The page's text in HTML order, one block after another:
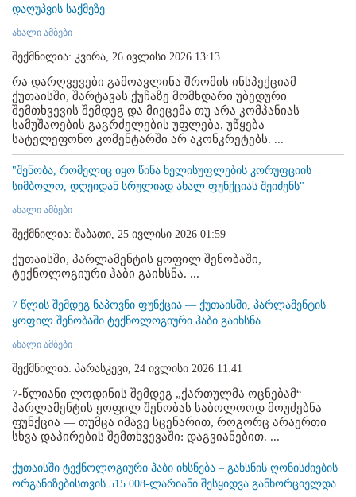
დაღუპვის საქმეზე
ახალი ამბები
შექმნილია: კვირა, 26 ივლისი 2026 13:13
რა დარღვევები გამოავლინა შრომის ინსპექციამ
ქუთაისში, შარტავას ქუჩაზე მომხდარი უბედური
შემთხვევის შემდეგ და მიეცემა თუ არა კომპანიას
სამუშაოების გაგრძელების უფლება, უწყება
სატელეფონო კომენტარში არ აკონკრეტებს. ...
"შენობა, რომელიც იყო წინა ხელისუფლების კორუფციის
სიმბოლო, დღეიდან სრულიად ახალ ფუნქციას შეიძენს"
ახალი ამბები
შექმნილია: შაბათი, 25 ივლისი 2026 01:59
ქუთაისში, პარლამენტის ყოფილ შენობაში,
ტექნოლოგიური ჰაბი გაიხსნა. ...
7 წლის შემდეგ ნაპოვნი ფუნქცია — ქუთაისში, პარლამენტის
ყოფილ შენობაში ტექნოლოგიური ჰაბი გაიხსნა
ახალი ამბები
შექმნილია: პარასკევი, 24 ივლისი 2026 11:41
7-წლიანი ლოდინის შემდეგ „ქართულმა ოცნებამ“
პარლამენტის ყოფილ შენობას საბოლოოდ მოუძებნა
ფუნქცია — თუმცა იმავე სცენარით, როგორც არაერთი
სხვა დაპირების შემთხვევაში: დაგვიანებით. ...
ქუთაისში ტექნოლოგიური ჰაბი იხსნება – გახსნის ღონისძიების
ორგანიზებისთვის 515 008-ლარიანი შესყიდვა განხორციელდა